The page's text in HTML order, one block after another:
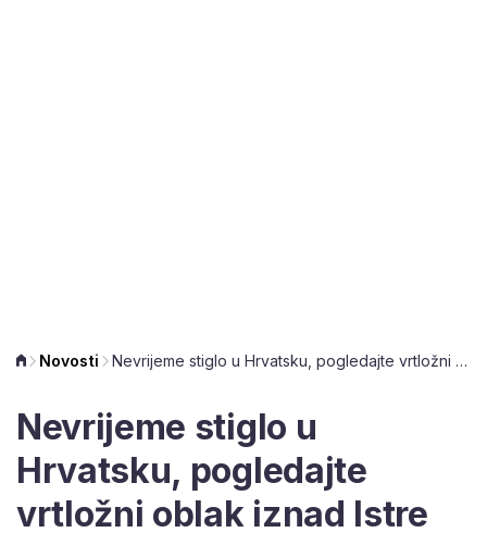
Novosti Nevrijeme stiglo u Hrvatsku, pogledajte vrtložni oblak iznad Istre
Nevrijeme stiglo u
Hrvatsku, pogledajte
vrtložni oblak iznad Istre